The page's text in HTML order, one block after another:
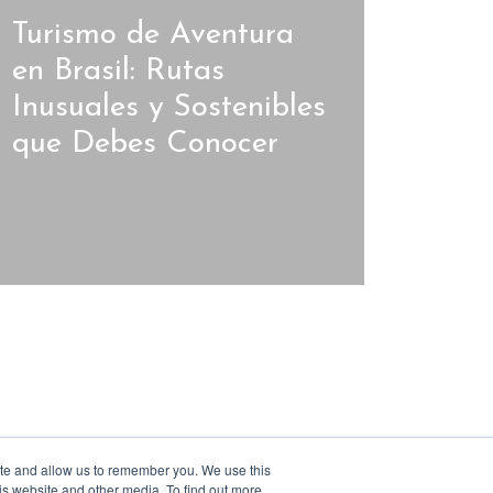
and allow us to remember you. We use this
website and other media. To find out more
Turismo de Aventura
en Brasil: Rutas
Inusuales y Sostenibles
que Debes Conocer